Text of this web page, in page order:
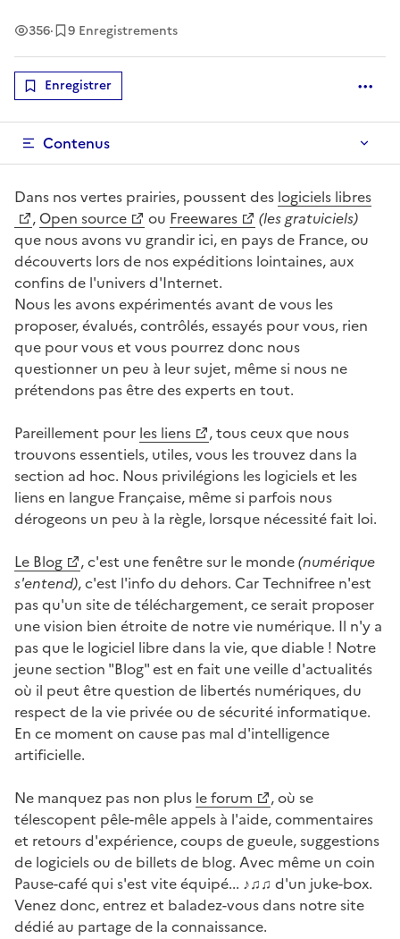
356Vues
· 9 Enregistrements
Enregistrer
Contenus
Dans nos vertes prairies, poussent des logiciels libres
, Open source ou Freewares
(les gratuiciels)
que nous avons vu grandir ici, en pays de France, ou
découverts lors de nos expéditions lointaines, aux
confins de l'univers d'Internet.
Nous les avons expérimentés avant de vous les
proposer, évalués, contrôlés, essayés pour vous, rien
que pour vous et vous pourrez donc nous
questionner un peu à leur sujet, même si nous ne
prétendons pas être des experts en tout.
Pareillement pour les liens
, tous ceux que nous
trouvons essentiels, utiles, vous les trouvez dans la
section ad hoc. Nous privilégions les logiciels et les
liens en langue Française, même si parfois nous
dérogeons un peu à la règle, lorsque nécessité fait loi.
Le Blog
, c'est une fenêtre sur le monde(numérique
s'entend), c'est l'info du dehors. Car Technifree n'est
pas qu'un site de téléchargement, ce serait proposer
une vision bien étroite de notre vie numérique. Il n'y a
pas que le logiciel libre dans la vie, que diable ! Notre
jeune section "Blog" est en fait une veille d'actualités
où il peut être question de libertés numériques, du
respect de la vie privée ou de sécurité informatique.
En ce moment on cause pas mal d'intelligence
artificielle.
Ne manquez pas non plus le forum
, où se
télescopent pêle-mêle appels à l'aide, commentaires
et retours d'expérience, coups de gueule, suggestions
de logiciels ou de billets de blog. Avec même un coin
Pause-café qui s'est vite équipé... ♪♫♫ d'un juke-box.
Venez donc, entrez et baladez-vous dans notre site
dédié au partage de la connaissance.